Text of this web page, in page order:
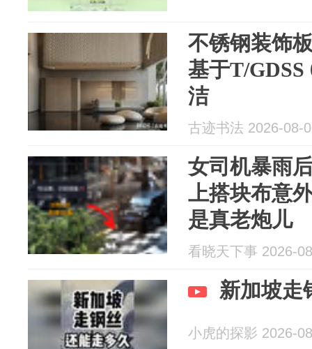
不锈钢装饰
基于T/GDSS
洁
古迹书法 2026-08-
女司机暴雨
上搭块布意
是真老炮儿
看晓天下事 2026-
新加坡走
小虎的探影 2026-